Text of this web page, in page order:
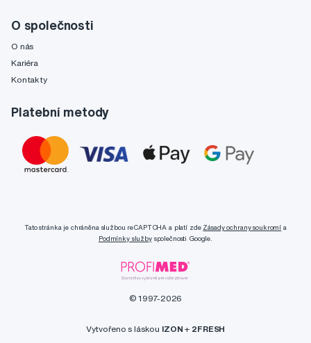
O společnosti
O nás
Kariéra
Kontakty
Platební metody
Tato stránka je chráněna službou reCAPTCHA a platí zde Zásady ochrany soukromí a
Podmínky službyspolečnosti Google.
© 1997-2026
Vytvořeno s láskou IZON + 2FRESH